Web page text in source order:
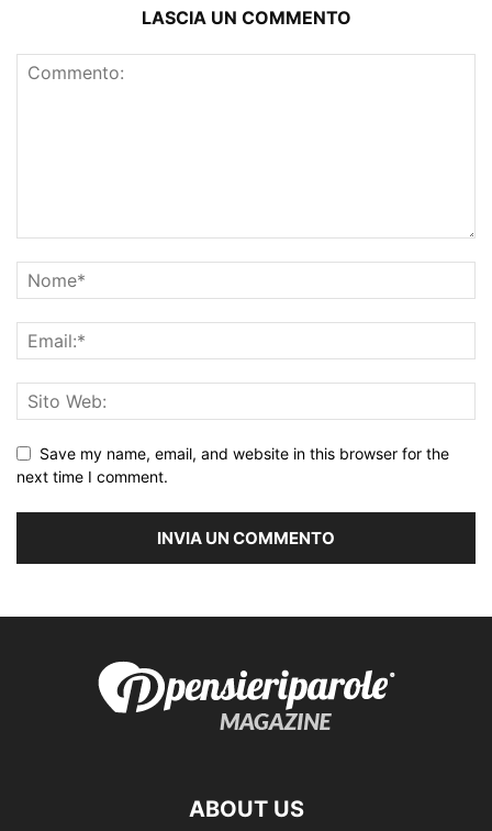
LASCIA UN COMMENTO
Save my name, email, and website in this browser for the
next time I comment.
ABOUT US